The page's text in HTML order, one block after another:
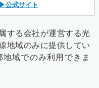
▶公式サイト
する会社が運営する光
地域のみに提供してい
域でのみ利用できま